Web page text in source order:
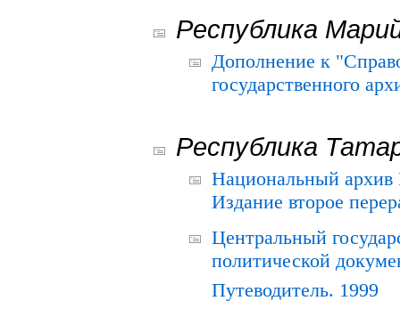
Республика
Дополнение к
государственного
Республика
Национальный архив
Издание второе
Центральный
политической
Путеводитель. 1999